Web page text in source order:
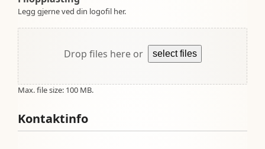
Legg gjerne ved din logofil her.
Drop files here or select files
Max. file size: 100 MB.
Kontaktinfo